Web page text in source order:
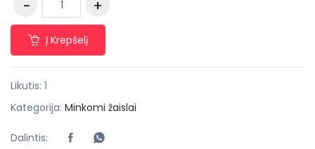
Į Krepšelį
Likutis: 1
Kategorija: Minkomi žaislai
Dalintis: